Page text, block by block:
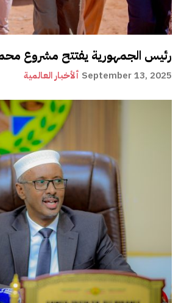
رئيس الجمهورية يفتتح مشروع
ألأخبار العالمية September 13, 2025